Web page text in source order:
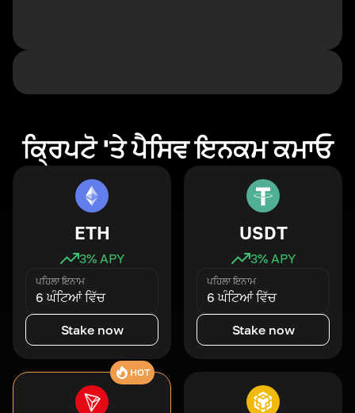
ਕ੍ਰਿਪਟੋ 'ਤੇ ਪੈਸਿਵ ਇਨਕਮ ਕਮਾਓ
ETH
3% APY
ਪਹਿਲਾ ਇਨਾਮ
6 ਘੰਟਿਆਂ ਵਿੱਚ
Stake now
USDT
3% APY
ਪਹਿਲਾ ਇਨਾਮ
6 ਘੰਟਿਆਂ ਵਿੱਚ
Stake now
HOT